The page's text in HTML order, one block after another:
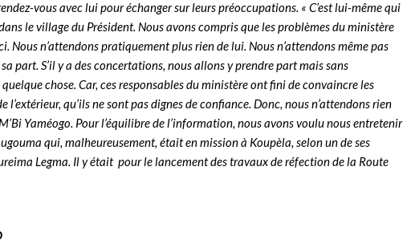
vous avec lui pour échanger sur leurs préoccupations. « C’est lui-même qui
le village du Président. Nous avons compris que les problèmes du ministère
Nous n’attendons pratiquement plus rien de lui. Nous n’attendons même pas
part. S’il y a des concertations, nous allons y prendre part mais sans
chose. Car, ces responsables du ministère ont fini de convaincre les
l’extérieur, qu’ils ne sont pas dignes de confiance. Donc, nous n’attendons rien
Yaméogo. Pour l’équilibre de l’information, nous avons voulu nous entretenir
qui, malheureusement, était en mission à Koupèla, selon un de ses
Legma. Il y était pour le lancement des travaux de réfection de la Route